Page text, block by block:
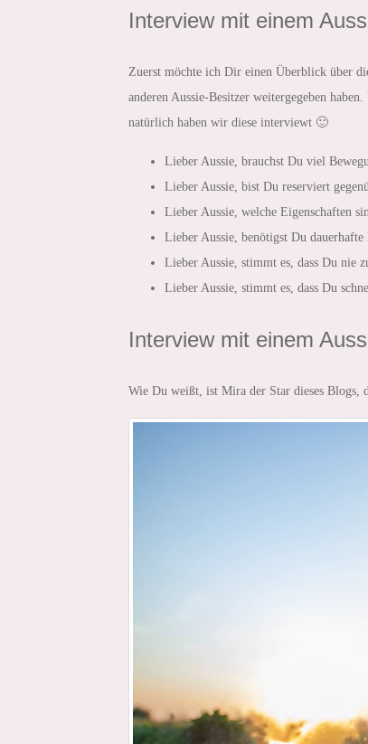
Interview mit einem
Zuerst möchte ich Dir einen Überblick über
anderen Aussie-Besitzer weitergegeben
natürlich haben wir diese interviewt 🙂
Lieber Aussie, brauchst Du viel
Lieber Aussie, bist Du reserviert
Lieber Aussie, welche Eigenschaften
Lieber Aussie, benötigst Du dauerhafte
Lieber Aussie, stimmt es, dass Du nie
Lieber Aussie, stimmt es, dass Du
Interview mit einem
Wie Du weißt, ist Mira der Star dieses Blogs,